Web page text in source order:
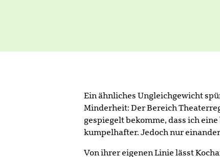
Ein ähnliches Ungleichgewicht
Minderheit: Der Bereich
gespiegelt bekomme, dass ich
kumpelhafter. Jedoch nur
Von ihrer eigenen Linie lässt